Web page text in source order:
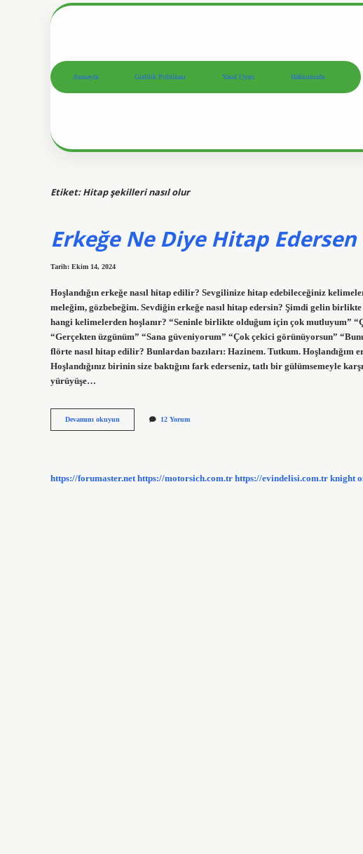
Anasayfa Gizlilik Politikası Yasal Uyarı Hakkımızda
Etiket:Hitap şekilleri nasıl olur
Erkeğe Ne Diye Hitap
Tarih: Ekim 14, 2024
Hoşlandığın erkeğe nasıl hitap edilir? Sevgilinize hitap edebileceğiniz
meleğim, gözbebeğim. Sevdiğin erkeğe nasıl hitap edersin? Şimdi gelin
hangi kelimelerden hoşlanır? “Seninle birlikte olduğum için çok mutluyum”
“Gerçekten üzgünüm” “Sana güveniyorum” “Çok çekici görünüyorsun”
flörte nasıl hitap edilir? Bunlardan bazıları: Hazinem. Tutkum. Hoşlandığım
Hoşlandığınız birinin size baktığını fark ederseniz, tatlı bir gülümsemeyle
yürüyüşe…
Devamını okuyun
Ne
Gider
12 Yorum
https://forumaster.net https://motorsich.com.tr https://evindelisi.com.tr knight